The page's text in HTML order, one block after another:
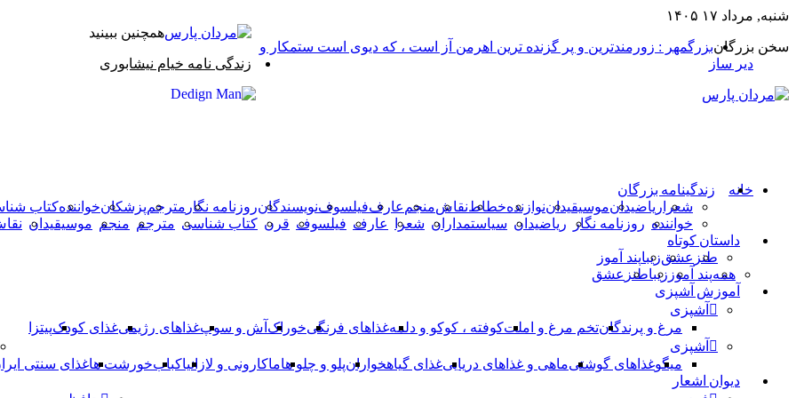
شنبه, مرداد ۱۷ ۱۴۰۵
سخن بزرگانبزرگمهر : زورمندترین و پر گزنده ترین اهرمن آز است ، که دیوی است ستمکار و
دیر ساز
خانه زندگینامه بزرگان
شعرا ریاضیدانموسیقیداننوازندهخطاطنقاشمنجم عارففیلسوفنویسندگانروزنامه نگار مترجمپزشکانخوانندهکتاب
خواننده روزنامه نگار ریاضیدان سیاستمداران شعرا عارف فیلسوف قرن کتاب شناسی مترجم منجم موسیقیدان
داستان کوتاه
طنز عشقزیباپند آموز
همهپند آموز زیباطنز عشق
آموزش آشپزی
آشپزی
مرغ و پرندگانتخم مرغ و املتکوفته ، کوکو و دلمهغذاهای فرنگیخوراک آش و سوپغذاهای رژیمیغذای کودکپیتزا
آشپزی
میگوغذاهای گوشتیماهی و غذاهای دریاییغذای گیاهخوارانپلو و چلو هاماکارونی و لازانیاکبابخورشت هاغذای سنتی
دیوان اشعار
همچنین ببینید
زندگی نامه خیام نیشابوری